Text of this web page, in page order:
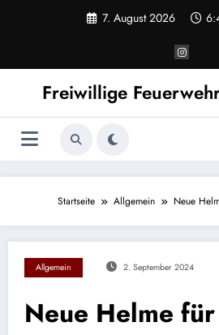
7. August 2026
Freiwillige
Startseite Allgemein Neue
Allgemein 2. September 2024
Neue Helme